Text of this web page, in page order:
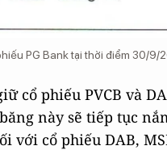
PG Bank tại thời điểm 30/9/
cổ phiếu PVCB và
này sẽ tiếp tục
với cổ phiếu DAB,